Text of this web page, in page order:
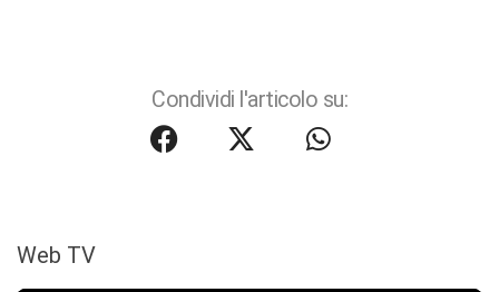
Condividi l'articolo su:
Web TV